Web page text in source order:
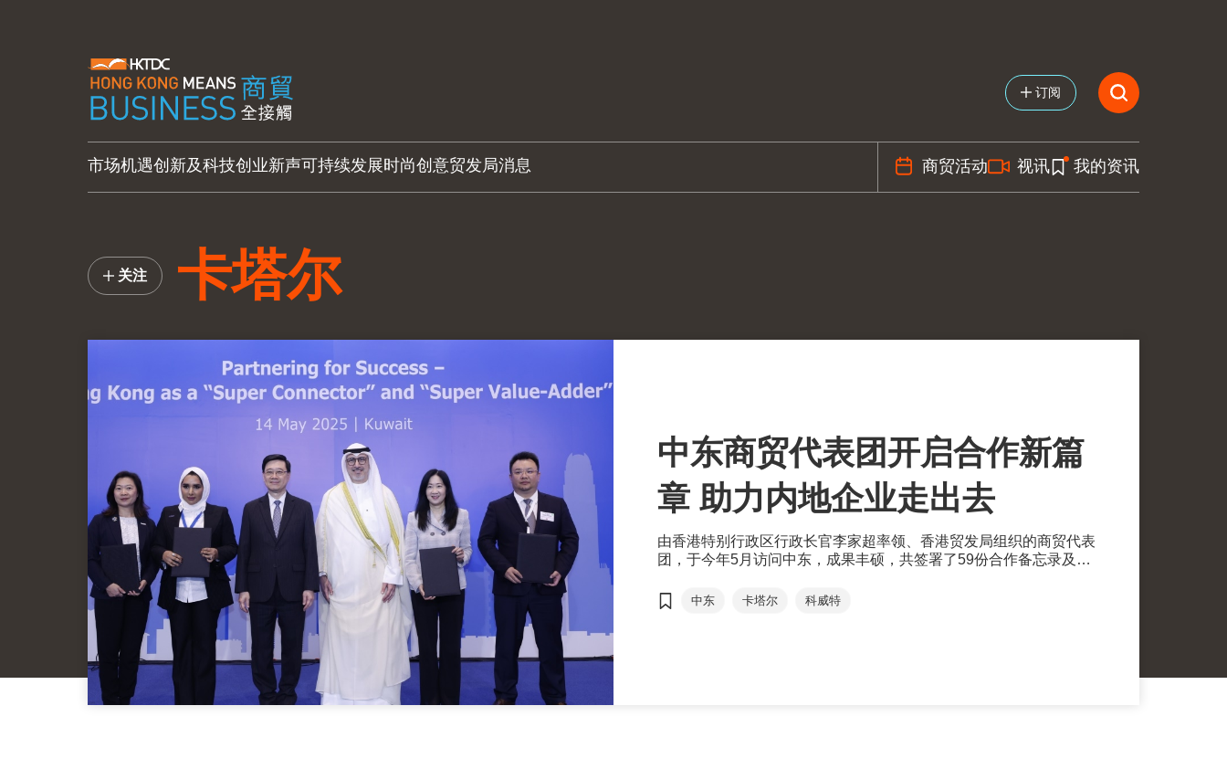
订阅
市场机遇创新及科技创业新声可持续发展时尚创意贸发局消息 商贸活动 视讯 我的资讯
卡塔尔
关注
中东商贸代表团开启合作新篇
章 助力内地企业走出去
由香港特别行政区行政长官李家超率领、香港贸发局组织的商贸代表
团，于今年5月访问中东，成果丰硕，共签署了59份合作备忘录及声
作，与内地代表团成员保持紧密沟通，协助他们了解香港营商及金融
平台的优势，善用香港平台作为跳板，拓展国际业务。
中东 卡塔尔 科威特